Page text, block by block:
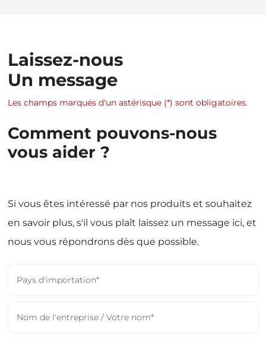
Laissez-nous
Un message
Les champs marqués d'un astérisque (*) sont obligatoires.
Comment pouvons-nous
vous aider ?
Si vous êtes intéressé par nos produits et souhaitez
en savoir plus, s'il vous plaît laissez un message ici, et
nous vous répondrons dès que possible.